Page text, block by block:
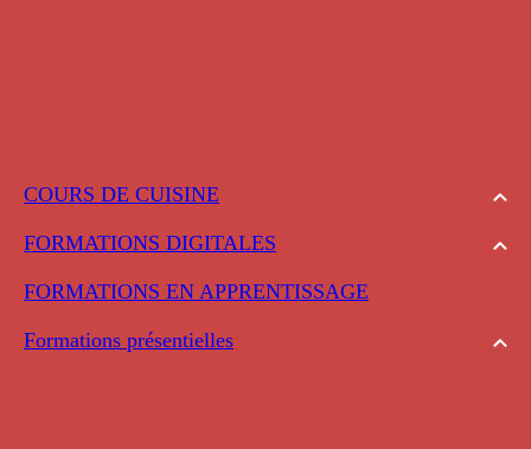
COURS DE CUISINE
FORMATIONS DIGITALES
FORMATIONS EN APPRENTISSAGE
Formations présentielles